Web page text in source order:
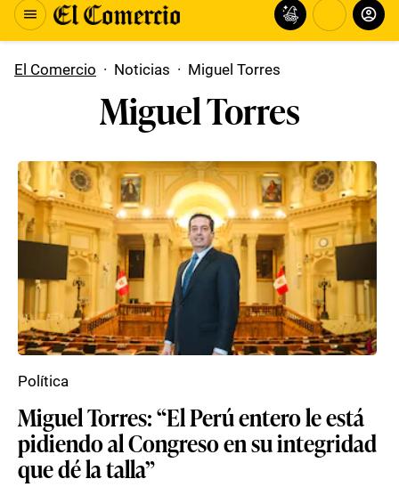
El Comercio · Noticias · Miguel Torres
Miguel Torres
Miguel Torres: “El Perú entero le está
pidiendo al Congreso en su integridad
que dé la talla”
Política